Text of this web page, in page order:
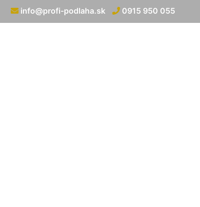
info@profi-podlaha.sk 0915 950 055